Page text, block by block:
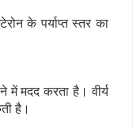
के पर्याप्त स्तर का
में मदद करता है। वीर्य
है।